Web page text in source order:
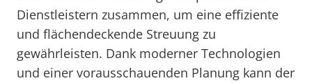
Dienstleistern zusammen, um eine effiziente
und flächendeckende Streuung zu
gewährleisten. Dank moderner Technologien
und einer vorausschauenden Planung kann der